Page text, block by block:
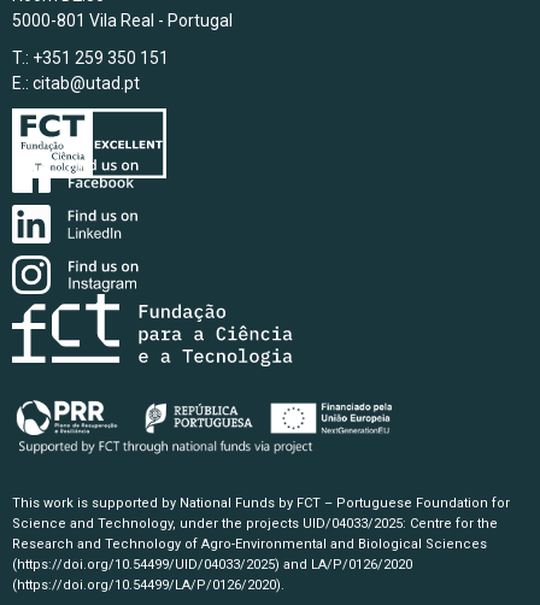
5000-801 Vila Real - Portugal
T.: +351 259 350 151
E.: citab@utad.pt
This work is supported by National Funds by FCT – Portuguese Foundation for
Science and Technology, under the projects UID/04033/2025: Centre for the
Research and Technology of Agro-Environmental and Biological Sciences
(https://doi.org/10.54499/UID/04033/2025) and LA/P/0126/2020
(https://doi.org/10.54499/LA/P/0126/2020).